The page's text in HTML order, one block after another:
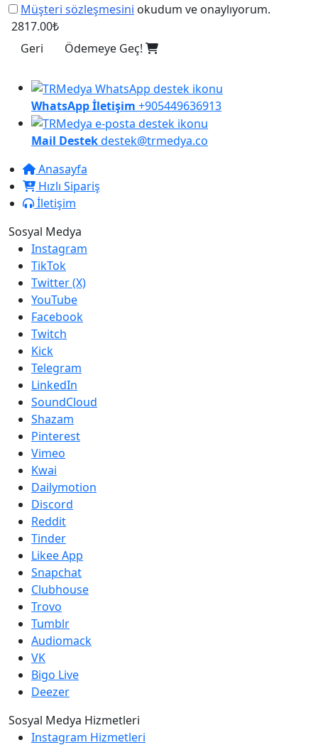
Müşteri sözleşmesini okudum ve onaylıyorum.
2817.00₺
Geri
Ödemeye Geç!
WhatsApp İletişim +905449636913
Mail Destekdestek@trmedya.co
Anasayfa
Hızlı Sipariş
İletişim
Sosyal Medya
Instagram
TikTok
Twitter (X)
YouTube
Facebook
Twitch
Kick
Telegram
LinkedIn
SoundCloud
Shazam
Pinterest
Vimeo
Kwai
Dailymotion
Discord
Reddit
Tinder
Likee App
Snapchat
Clubhouse
Trovo
Tumblr
Audiomack
VK
Bigo Live
Deezer
Sosyal Medya Hizmetleri
Instagram Hizmetleri